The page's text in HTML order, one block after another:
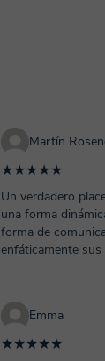
Martín
★★★★★
Un verdadero
una forma
forma de
enfáticamente sus
Emma
★★★★★